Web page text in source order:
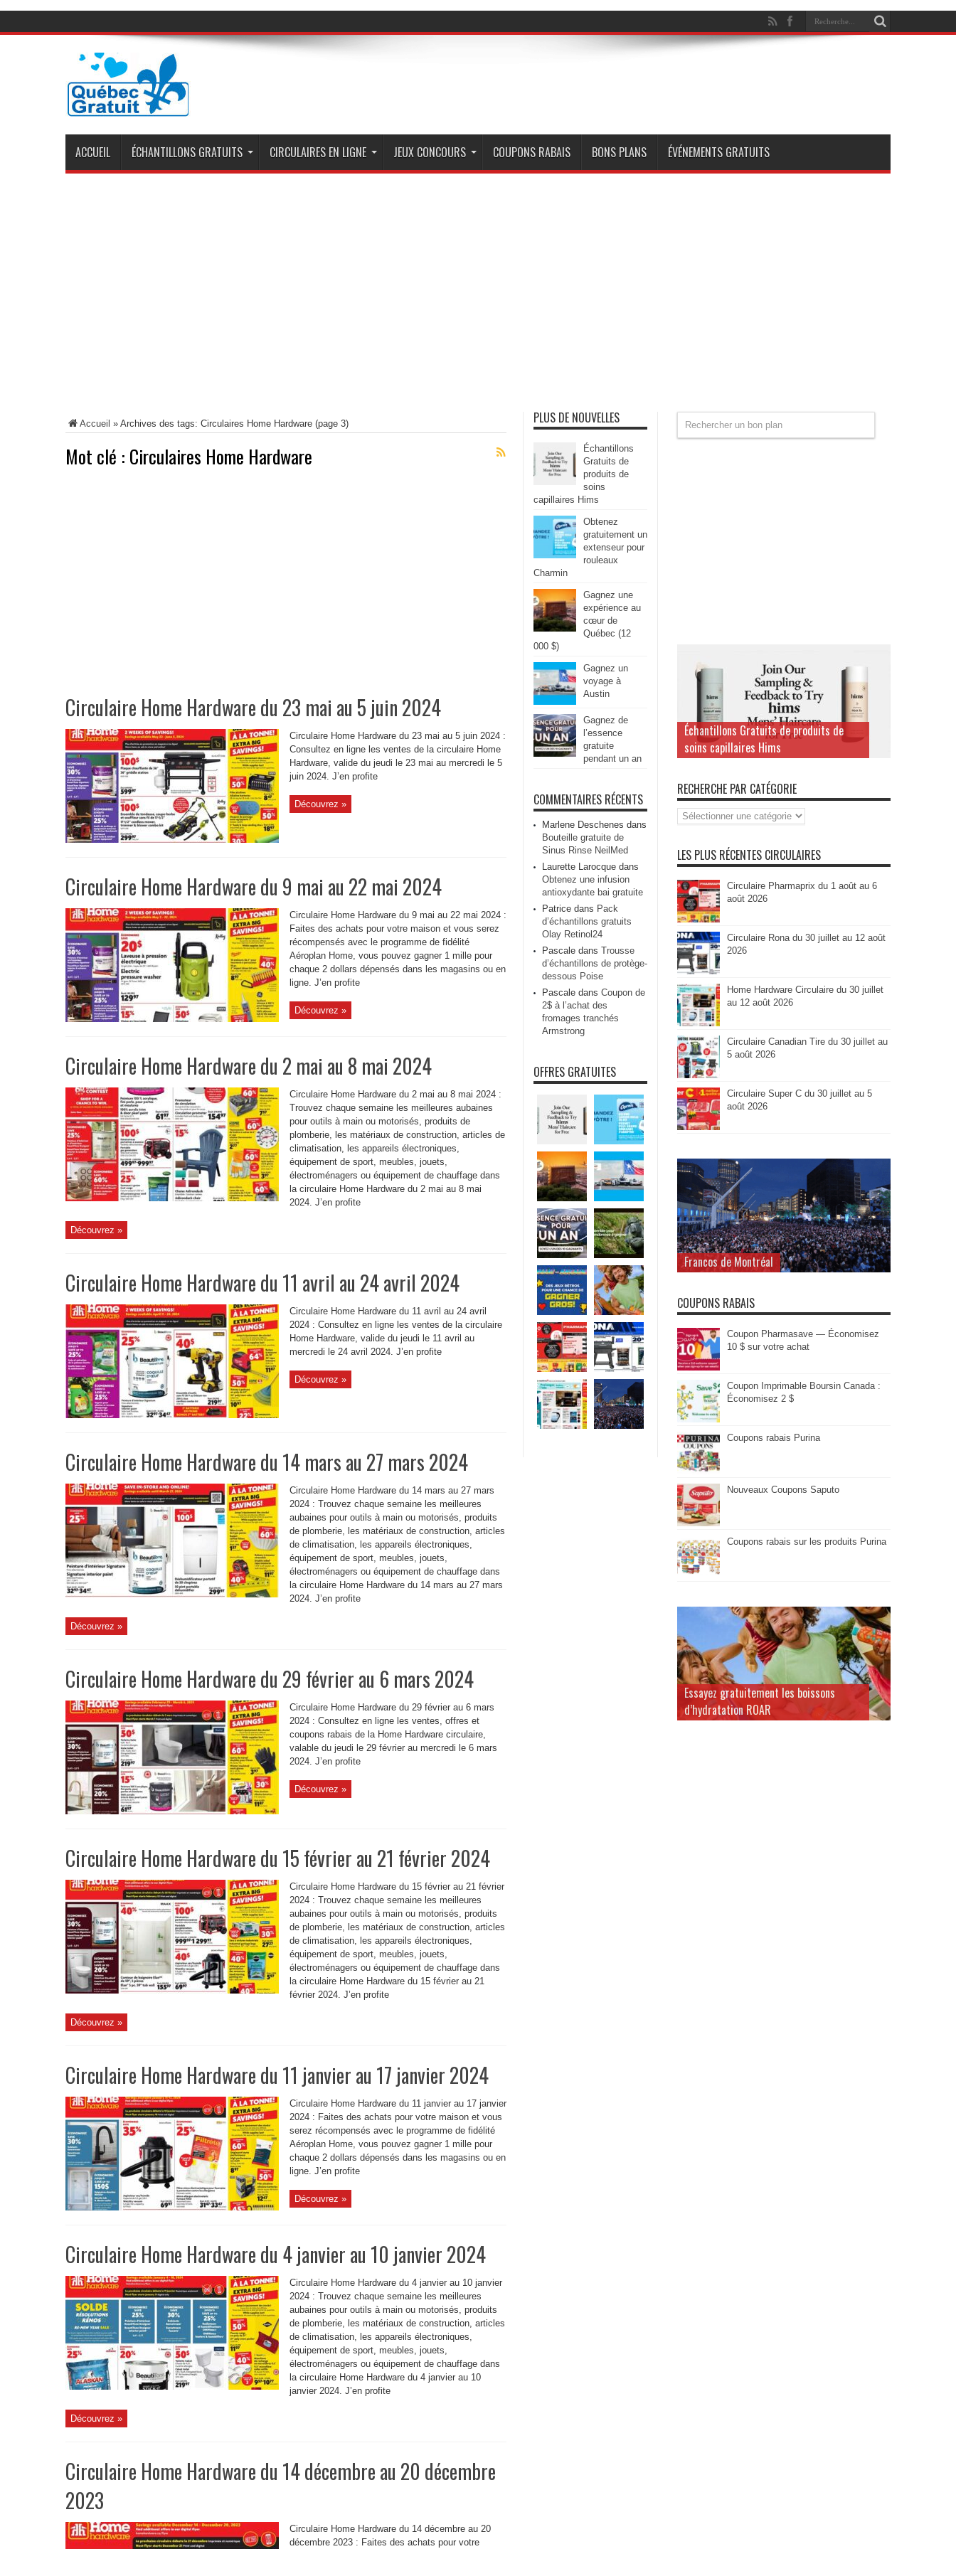
ACCUEIL ÉCHANTILLONS GRATUITS CIRCULAIRES EN LIGNE JEUX CONCOURS COUPONS RABAIS BONS PLANS ÉVÉNEMENTS GRATUITS
Accueil » Archives des tags: Circulaires Home Hardware (page 3)
Mot clé : Circulaires Home Hardware
Circulaire Home Hardware du 23 mai au 5 juin 2024
Circulaire Home Hardware du 23 mai au 5 juin 2024 :
Consultez en ligne les ventes de la circulaire Home
Hardware, valide du jeudi le 23 mai au mercredi le 5
juin 2024. J’en profite
Découvrez »
Circulaire Home Hardware du 9 mai au 22 mai 2024
Circulaire Home Hardware du 9 mai au 22 mai 2024 :
Faites des achats pour votre maison et vous serez
récompensés avec le programme de fidélité
Aéroplan Home, vous pouvez gagner 1 mille pour
chaque 2 dollars dépensés dans les magasins ou en
ligne. J’en profite
Découvrez »
Circulaire Home Hardware du 2 mai au 8 mai 2024
Circulaire Home Hardware du 2 mai au 8 mai 2024 :
Trouvez chaque semaine les meilleures aubaines
pour outils à main ou motorisés, produits de
plomberie, les matériaux de construction, articles de
climatisation, les appareils électroniques,
équipement de sport, meubles, jouets,
électroménagers ou équipement de chauffage dans
la circulaire Home Hardware du 2 mai au 8 mai
2024. J’en profite
Découvrez »
Circulaire Home Hardware du 11 avril au 24 avril 2024
Circulaire Home Hardware du 11 avril au 24 avril
2024 : Consultez en ligne les ventes de la circulaire
Home Hardware, valide du jeudi le 11 avril au
mercredi le 24 avril 2024. J’en profite
Découvrez »
Circulaire Home Hardware du 14 mars au 27 mars 2024
Circulaire Home Hardware du 14 mars au 27 mars
2024 : Trouvez chaque semaine les meilleures
aubaines pour outils à main ou motorisés, produits
de plomberie, les matériaux de construction, articles
de climatisation, les appareils électroniques,
équipement de sport, meubles, jouets,
électroménagers ou équipement de chauffage dans
la circulaire Home Hardware du 14 mars au 27 mars
2024. J’en profite
Découvrez »
Circulaire Home Hardware du 29 février au 6 mars 2024
Circulaire Home Hardware du 29 février au 6 mars
2024 : Consultez en ligne les ventes, offres et
coupons rabais de la Home Hardware circulaire,
valable du jeudi le 29 février au mercredi le 6 mars
2024. J’en profite
Découvrez »
Circulaire Home Hardware du 15 février au 21 février 2024
Circulaire Home Hardware du 15 février au 21 février
2024 : Trouvez chaque semaine les meilleures
aubaines pour outils à main ou motorisés, produits
de plomberie, les matériaux de construction, articles
de climatisation, les appareils électroniques,
équipement de sport, meubles, jouets,
électroménagers ou équipement de chauffage dans
la circulaire Home Hardware du 15 février au 21
février 2024. J’en profite
Découvrez »
Circulaire Home Hardware du 11 janvier au 17 janvier 2024
Circulaire Home Hardware du 11 janvier au 17 janvier
2024 : Faites des achats pour votre maison et vous
serez récompensés avec le programme de fidélité
Aéroplan Home, vous pouvez gagner 1 mille pour
chaque 2 dollars dépensés dans les magasins ou en
ligne. J’en profite
Découvrez »
Circulaire Home Hardware du 4 janvier au 10 janvier 2024
Circulaire Home Hardware du 4 janvier au 10 janvier
2024 : Trouvez chaque semaine les meilleures
aubaines pour outils à main ou motorisés, produits
de plomberie, les matériaux de construction, articles
de climatisation, les appareils électroniques,
équipement de sport, meubles, jouets,
électroménagers ou équipement de chauffage dans
la circulaire Home Hardware du 4 janvier au 10
janvier 2024. J’en profite
Découvrez »
Circulaire Home Hardware du 14 décembre au 20 décembre
2023
Circulaire Home Hardware du 14 décembre au 20
décembre 2023 : Faites des achats pour votre
PLUS DE NOUVELLES
Échantillons
Gratuits de
produits de
soins
capillaires Hims
Obtenez
gratuitement un
extenseur pour
rouleaux
Charmin
Gagnez une
expérience au
cœur de
Québec (12
000 $)
Gagnez un
voyage à
Austin
Gagnez de
l’essence
gratuite
pendant un an
COMMENTAIRES RÉCENTS
Marlene Deschenes dans
Bouteille gratuite de
Sinus Rinse NeilMed
Laurette Larocque dans
Obtenez une infusion
antioxydante bai gratuite
Patrice dans Pack
d’échantillons gratuits
Olay Retinol24
Pascale dans Trousse
d’échantillons de protège-
dessous Poise
Pascale dans Coupon de
2$ à l’achat des
fromages tranchés
Armstrong
OFFRES GRATUITES
Échantillons Gratuits de produits de
soins capillaires Hims
RECHERCHE PAR CATÉGORIE
Recherche
par
LES PLUS RÉCENTES CIRCULAIRES
Circulaire Pharmaprix du 1 août au 6
août 2026
Circulaire Rona du 30 juillet au 12 août
2026
Home Hardware Circulaire du 30 juillet
au 12 août 2026
Circulaire Canadian Tire du 30 juillet au
5 août 2026
Circulaire Super C du 30 juillet au 5
août 2026
Francos de Montréal
COUPONS RABAIS
Coupon Pharmasave — Économisez
10 $ sur votre achat
Coupon Imprimable Boursin Canada :
Économisez 2 $
Coupons rabais Purina
Nouveaux Coupons Saputo
Coupons rabais sur les produits Purina
Essayez gratuitement les boissons
d’hydratation ROAR